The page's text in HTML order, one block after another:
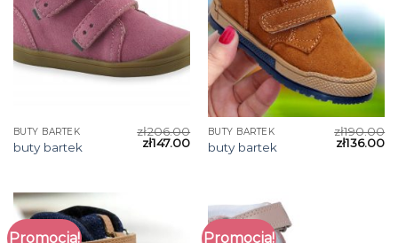
BUTY BARTEK
buty bartek
zł206.00
zł147.00
BUTY BARTEK
buty bartek
zł190.00
zł136.00
Promocja! Promocja!